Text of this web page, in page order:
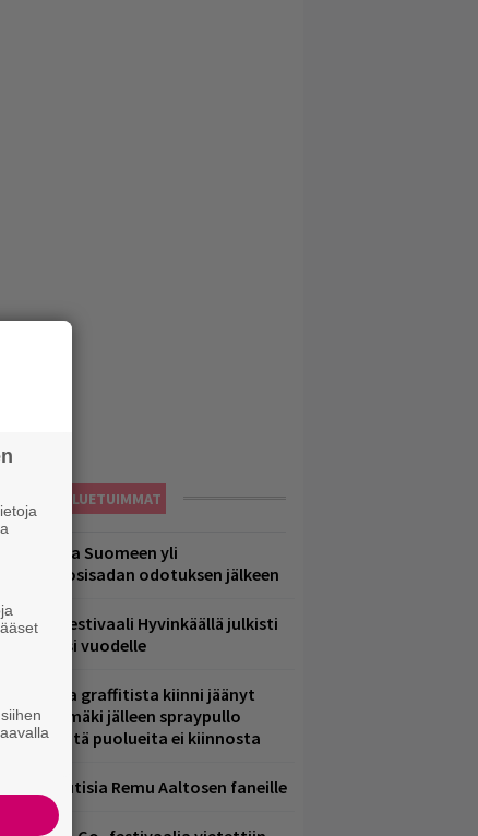
LUETUIMMAT
palaa Suomeen yli
odotuksen jälkeen
Hyvinkäällä julkisti
ensi vuodelle
graffitista kiinni jäänyt
Arhinmäki jälleen spraypullo
– näitä puolueita ei kiinnosta
uutisia Remu Aaltosen faneille